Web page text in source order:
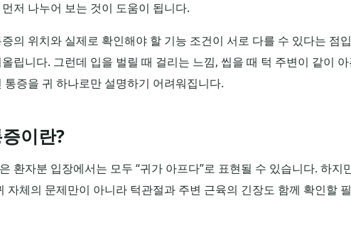
저 나누어 보는 것이 도움이 됩니다.
의 위치와 실제로 확인해야 할 기능 조건이 서로 다를 수 있다는 점
립니다. 그런데 입을 벌릴 때 걸리는 느낌, 씹을 때 턱 주변이 같이
증을 귀 하나로만 설명하기 어려워집니다.
이란?
환자분 입장에서는 모두 “귀가 아프다”로 표현될 수 있습니다. 하지
체의 문제만이 아니라 턱관절과 주변 근육의 긴장도 함께 확인할